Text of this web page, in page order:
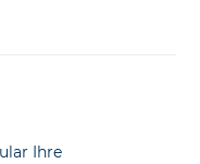
Ihre